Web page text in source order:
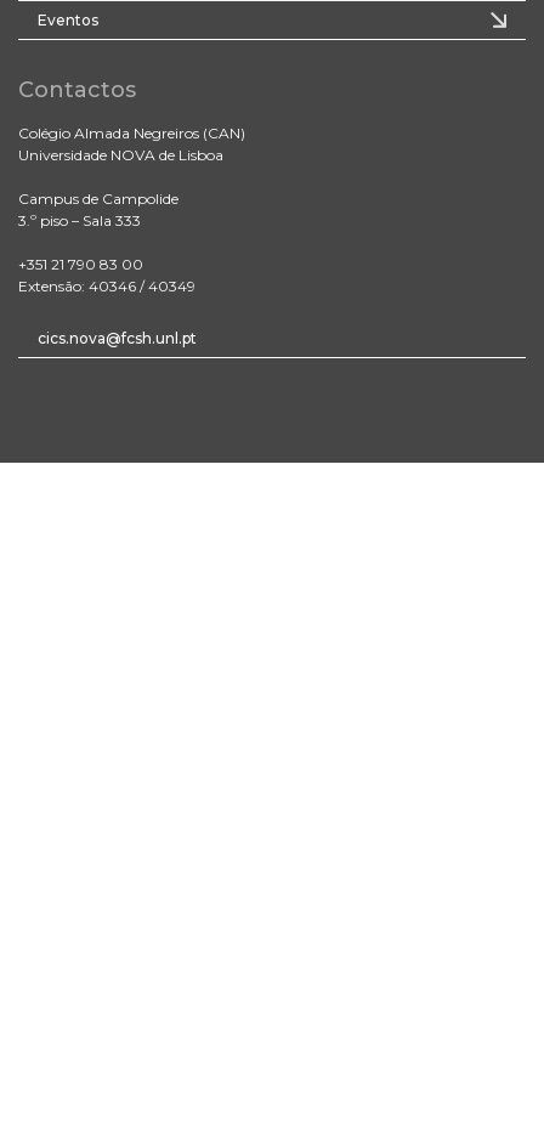
Eventos
Contactos
Colégio Almada Negreiros (CAN)
Universidade NOVA de Lisboa
Campus de Campolide
3.º piso – Sala 333
+351 21 790 83 00
Extensão: 40346 / 40349
cics.nova@fcsh.unl.pt